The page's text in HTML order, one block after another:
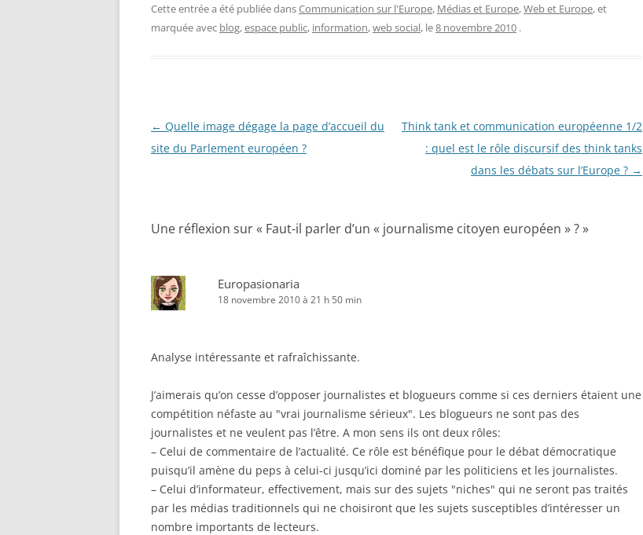
Cette entrée a été publiée dansCommunication sur l'Europe, Médias et Europe,Web et Europe, et
marquée avec blog,espace public, information,web social, le8 novembre 2010 .
Navigation
des
← Quelle image dégage la page d’accueil du
site du Parlement européen ?
Think tank et communication européenne 1/2
: quel est le rôle discursif des think tanks
dans les débats sur l’Europe ? →
Une réflexion sur « Faut-il parler d’un « journalisme citoyen européen » ?»
Europasionaria
18 novembre 2010 à 21 h 50 min
Analyse intéressante et rafraîchissante.
J’aimerais qu’on cesse d’opposer journalistes et blogueurs comme si ces derniers étaient une
compétition néfaste au "vrai journalisme sérieux". Les blogueurs ne sont pas des
journalistes et ne veulent pas l’être. A mon sens ils ont deux rôles:
– Celui de commentaire de l’actualité. Ce rôle est bénéfique pour le débat démocratique
puisqu’il amène du peps à celui-ci jusqu’ici dominé par les politiciens et les journalistes.
– Celui d’informateur, effectivement, mais sur des sujets "niches" qui ne seront pas traités
par les médias traditionnels qui ne choisiront que les sujets susceptibles d’intéresser un
nombre importants de lecteurs.